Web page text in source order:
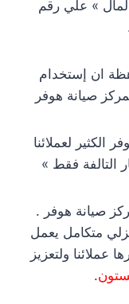
» علي رقم
ان إستخدام
صيانة هوفر
الكثير لعملائنا
التالفة فقط »
صيانة هوفر .
متكامل يعمل
عملائنا ولتعزيز
.